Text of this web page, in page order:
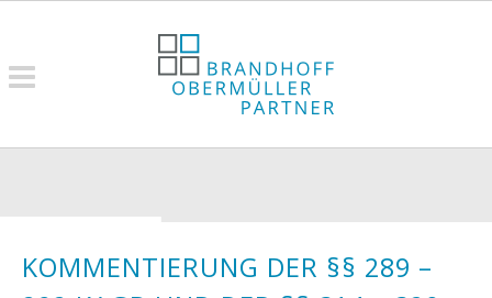
KOMMENTIERUNG DER §§ 289 –